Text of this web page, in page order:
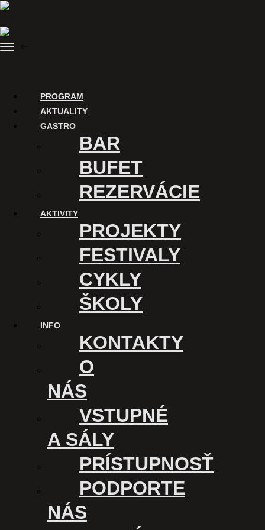
Preskočiť
obsah
Menu
PROGRAM
AKTUALITY
GASTRO
BAR
BUFET
REZERVÁCIE
AKTIVITY
PROJEKTY
FESTIVALY
CYKLY
ŠKOLY
INFO
KONTAKTY
O
NÁS
VSTUPNÉ
A SÁLY
PRÍSTUPNOSŤ
PODPORTE
NÁS
ĎAKUJEME
Digitalizáciu Kina Úsmev a
uvádzanie filmov v tomto kine
podporuje
KINO ÚSMEV
040 01 Košice